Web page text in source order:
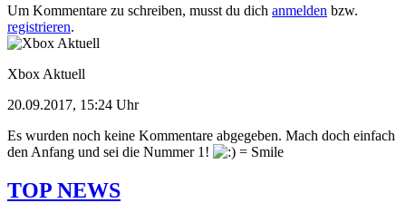
Um Kommentare zu schreiben, musst du dich anmelden bzw.
registrieren.
Xbox Aktuell
20.09.2017, 15:24 Uhr
Es wurden noch keine Kommentare abgegeben. Mach doch einfach
den Anfang und sei die Nummer 1!
TOP NEWS